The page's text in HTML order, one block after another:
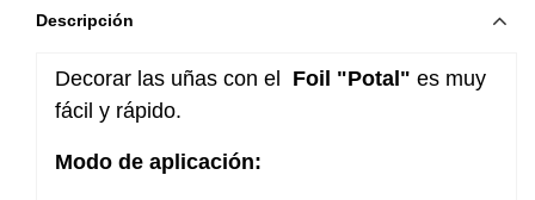
Descripción
Decorar las uñas con el Foil "Potal" es muy
fácil y rápido.
Modo de aplicación: